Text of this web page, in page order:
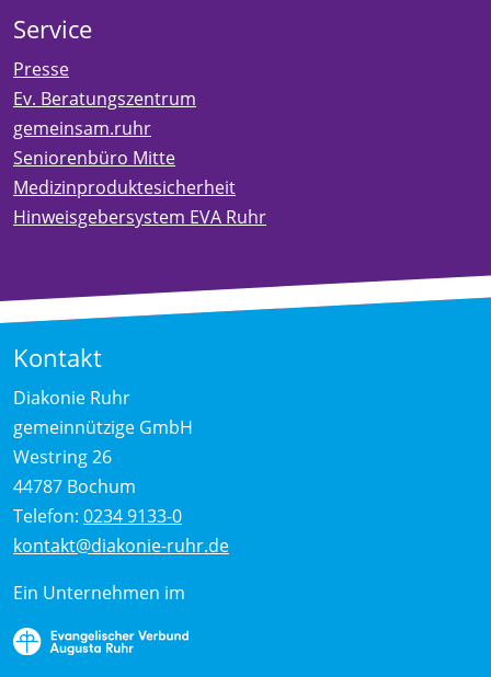
Service
Presse
Ev. Beratungszentrum
gemeinsam.ruhr
Seniorenbüro Mitte
Medizinproduktesicherheit
Hinweisgebersystem EVA Ruhr
Kontakt
Diakonie Ruhr
gemeinnützige GmbH
Westring 26
44787 Bochum
Telefon: 0234 9133-0
kontakt@diakonie-ruhr.de
Ein Unternehmen im